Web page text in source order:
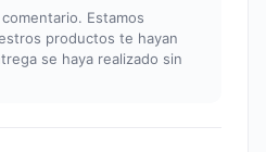
Estamos
productos te hayan
se haya realizado sin